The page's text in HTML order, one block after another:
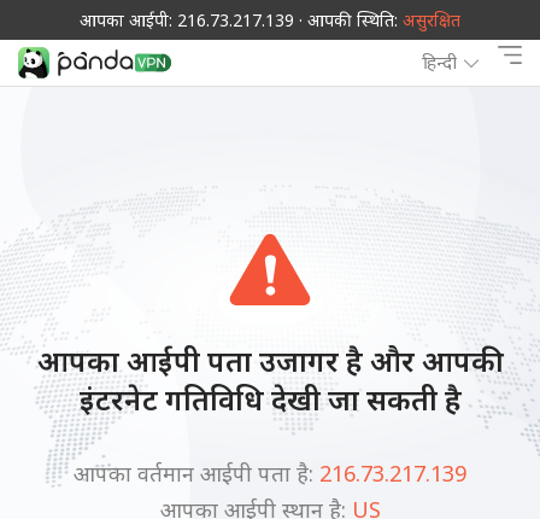
आपका आईपी: 216.73.217.139 · आपकी स्थिति: असुरक्षित
हिन्दी
आपका आईपी पता उजागर है और आपकी
इंटरनेट गतिविधि देखी जा सकती है
आपका वर्तमान आईपी पता है: 216.73.217.139
आपका आईपी स्थान है: US